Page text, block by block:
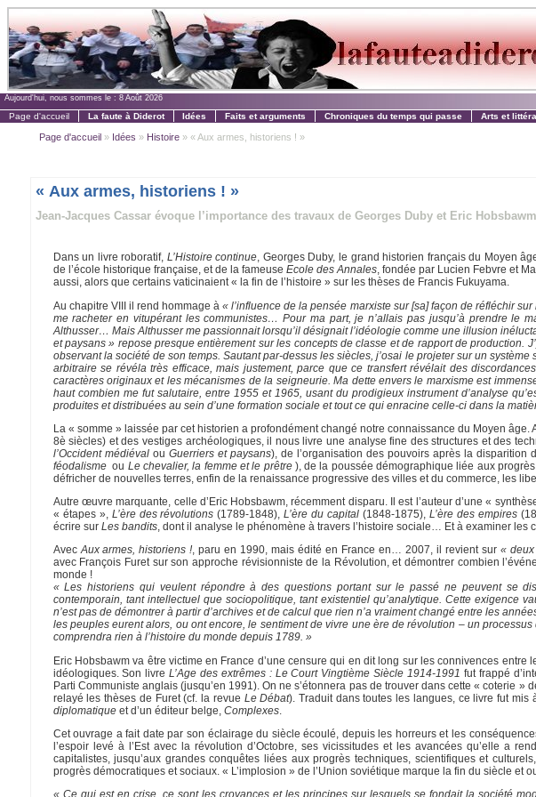
Aujourd'hui, nous sommes le : 8 Août 2026
Page d'accueil La faute à Diderot Idées Faits et arguments Chroniques du temps qui passe Arts et
Page d'accueil» Idées » Histoire» « Aux armes, historiens ! »
« Aux armes, historiens ! »
Jean-Jacques Cassar évoque l’importance des travaux de Georges Duby et Eric Hobsbawm
Dans un livre roboratif, L’Histoire continue, Georges Duby, le grand historien français du Moyen
de l’école historique française, et de la fameuse Ecole des Annales, fondée par Lucien Febvre et
aussi, alors que certains vaticinaient « la fin de l’histoire » sur les thèses de Francis Fukuyama.
Au chapitre VIII il rend hommage à« l’influence de la pensée marxiste sur [sa] façon de réfléchir
me racheter en vitupérant les communistes… Pour ma part, je n’allais pas jusqu’à prendre le
Althusser… Mais Althusser me passionnait lorsqu’il désignait l’idéologie comme une illusion
et paysans » repose presque entièrement sur les concepts de classe et de rapport de production.
observant la société de son temps. Sautant par-dessus les siècles, j’osai le projeter sur un
arbitraire se révéla très efficace, mais justement, parce que ce transfert révélait des
caractères originaux et les mécanismes de la seigneurie. Ma dette envers le marxisme est
haut combien me fut salutaire, entre 1955 et 1965, usant du prodigieux instrument d’analyse
produites et distribuées au sein d’une formation sociale et tout ce qui enracine celle-ci dans la
La « somme » laissée par cet historien a profondément changé notre connaissance du Moyen âge.
8è siècles) et des vestiges archéologiques, il nous livre une analyse fine des structures et des
l’Occident médiévalou Guerriers et paysans), de l’organisation des pouvoirs après la disparition
féodalisme ou Le chevalier, la femme et le prêtre ), de la poussée démographique liée aux
défricher de nouvelles terres, enfin de la renaissance progressive des villes et du commerce, les
Autre œuvre marquante, celle d’Eric Hobsbawm, récemment disparu. Il est l’auteur d’une «
« étapes », L’ère des révolutions (1789-1848),L’ère du capital (1848-1875),L’ère des empires
écrire sur Les bandits, dont il analyse le phénomène à travers l’histoire sociale… Et à examiner les
AvecAux armes, historiens !, paru en 1990, mais édité en France en… 2007, il revient sur «
avec François Furet sur son approche révisionniste de la Révolution, et démontrer combien
monde !
« Les historiens qui veulent répondre à des questions portant sur le passé ne peuvent se
contemporain, tant intellectuel que sociopolitique, tant existentiel qu’analytique. Cette exigence
n’est pas de démontrer à partir d’archives et de calcul que rien n’a vraiment changé entre les
les peuples eurent alors, ou ont encore, le sentiment de vivre une ère de révolution – un
comprendra rien à l’histoire du monde depuis 1789. »
Eric Hobsbawm va être victime en France d’une censure qui en dit long sur les connivences
idéologiques. Son livreL’Age des extrêmes : Le Court Vingtième Siècle 1914-1991 fut frappé
Parti Communiste anglais (jusqu’en 1991). On ne s’étonnera pas de trouver dans cette « coterie
relayé les thèses de Furet (cf. la revue Le Débat). Traduit dans toutes les langues, ce livre fut mis
diplomatiqueet d’un éditeur belge, Complexes.
Cet ouvrage a fait date par son éclairage du siècle écoulé, depuis les horreurs et les
l’espoir levé à l’Est avec la révolution d’Octobre, ses vicissitudes et les avancées qu’elle a
capitalistes, jusqu’aux grandes conquêtes liées aux progrès techniques, scientifiques et
progrès démocratiques et sociaux. « L’implosion » de l’Union soviétique marque la fin du siècle et
« Ce qui est en crise, ce sont les croyances et les principes sur lesquels se fondait la société